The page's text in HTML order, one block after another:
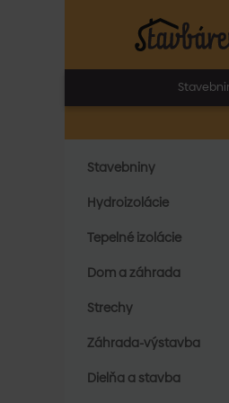
Stavebniny
Hydroizolácie
Tepelné izolácie
Dom a záhrada
Strechy
Záhrada-výstavba
Dielňa a stavba